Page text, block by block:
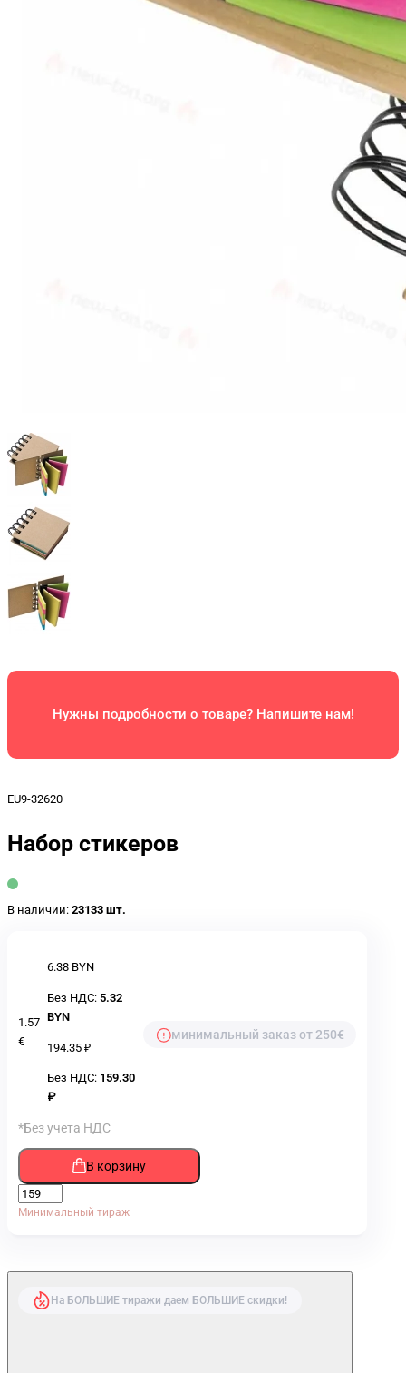
Нужны подробности о товаре? Напишите нам!
EU9-32620
Набор стикеров
В наличии: 23133 шт.
1.57
€
6.38 BYN
Без НДС:5.32
BYN
194.35 ₽
Без НДС: 159.30
₽
минимальный заказ от 250€
*Без учета НДС
В корзину
Минимальный тираж
На БОЛЬШИЕ тиражи даем БОЛЬШИЕ скидки!